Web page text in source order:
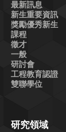
最新訊息
新生重要資訊
獎勵優秀新生
課程
徵才
一般
研討會
工程教育認證
雙聯學位
研究領域